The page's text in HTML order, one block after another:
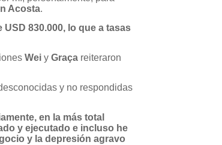
Acosta.
830.000, lo que a tasas
Wei yGraça reiteraron
y no respondidas
en la más total
y ejecutado e incluso he
y la depresión agravo